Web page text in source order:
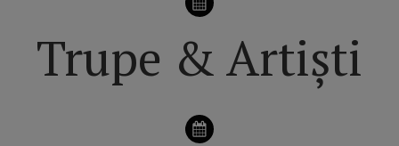
Trupe & Artiști